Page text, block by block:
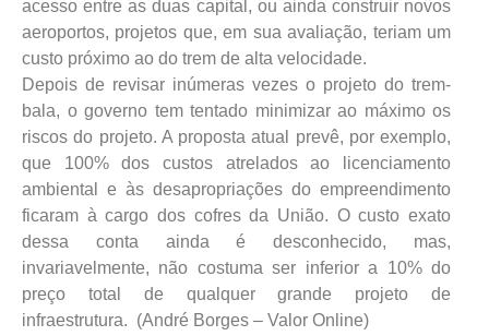
acesso entre as duas capital, ou ainda construir novos
aeroportos, projetos que, em sua avaliação, teriam um
custo próximo ao do trem de alta velocidade.
Depois de revisar inúmeras vezes o projeto do trem-
bala, o governo tem tentado minimizar ao máximo os
riscos do projeto. A proposta atual prevê, por exemplo,
que 100% dos custos atrelados ao licenciamento
ambiental e às desapropriações do empreendimento
ficaram à cargo dos cofres da União. O custo exato
dessa conta ainda é desconhecido, mas,
invariavelmente, não costuma ser inferior a 10% do
preço total de qualquer grande projeto de
infraestrutura. (André Borges – Valor Online)